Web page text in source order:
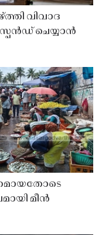
വിവാദ
ചെയ്യാൻ
മീൻ